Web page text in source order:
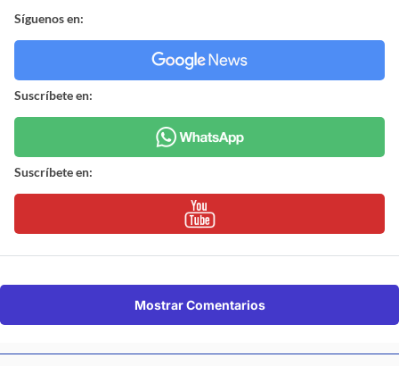
Síguenos en:
Suscríbete en:
Suscríbete en:
Mostrar Comentarios